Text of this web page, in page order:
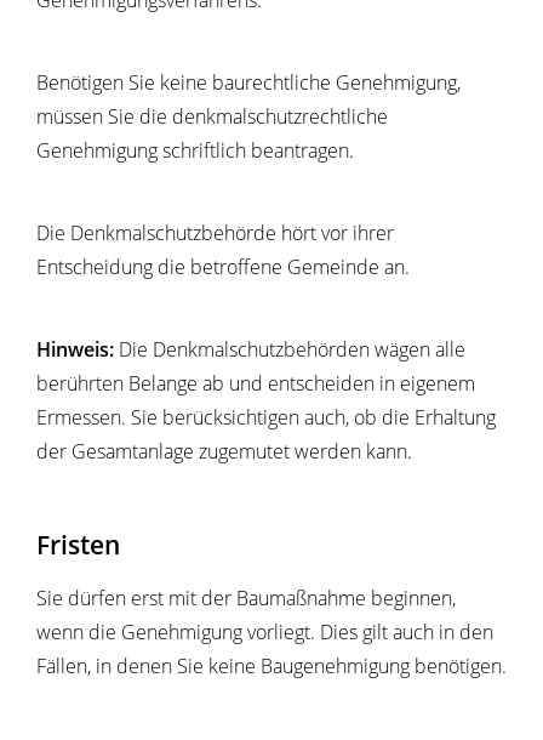
Benötigen Sie keine baurechtliche Genehmigung,
müssen Sie die denkmalschutzrechtliche
Genehmigung schriftlich beantragen.
Die Denkmalschutzbehörde hört vor ihrer
Entscheidung die betroffene Gemeinde an.
Hinweis: Die Denkmalschutzbehörden wägen alle
berührten Belange ab und entscheiden in eigenem
Ermessen. Sie berücksichtigen auch, ob die Erhaltung
der Gesamtanlage zugemutet werden kann.
Fristen
Sie dürfen erst mit der Baumaßnahme beginnen,
wenn die Genehmigung vorliegt. Dies gilt auch in den
Fällen, in denen Sie keine Baugenehmigung benötigen.